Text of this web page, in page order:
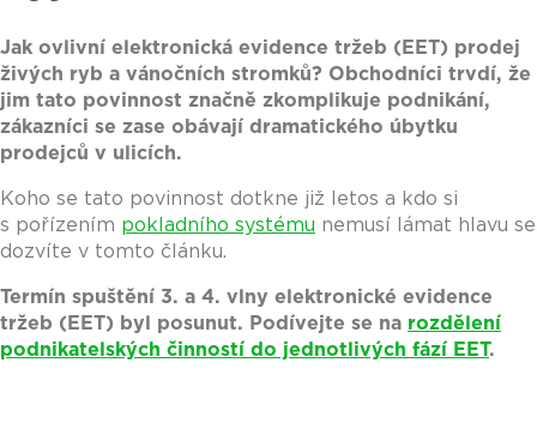
Jak ovlivní elektronická evidence tržeb (EET) prodej
živých ryb a vánočních stromků? Obchodníci trvdí, že
jim tato povinnost značně zkomplikuje podnikání,
zákazníci se zase obávají dramatického úbytku
prodejců v ulicích.
Koho se tato povinnost dotkne již letos a kdo si
s pořízením pokladního systému nemusí lámat hlavu se
dozvíte v tomto článku.
Termín spuštění 3. a 4. vlny elektronické evidence
tržeb (EET) byl posunut. Podívejte se na rozdělení
podnikatelských činností do jednotlivých fází EET.